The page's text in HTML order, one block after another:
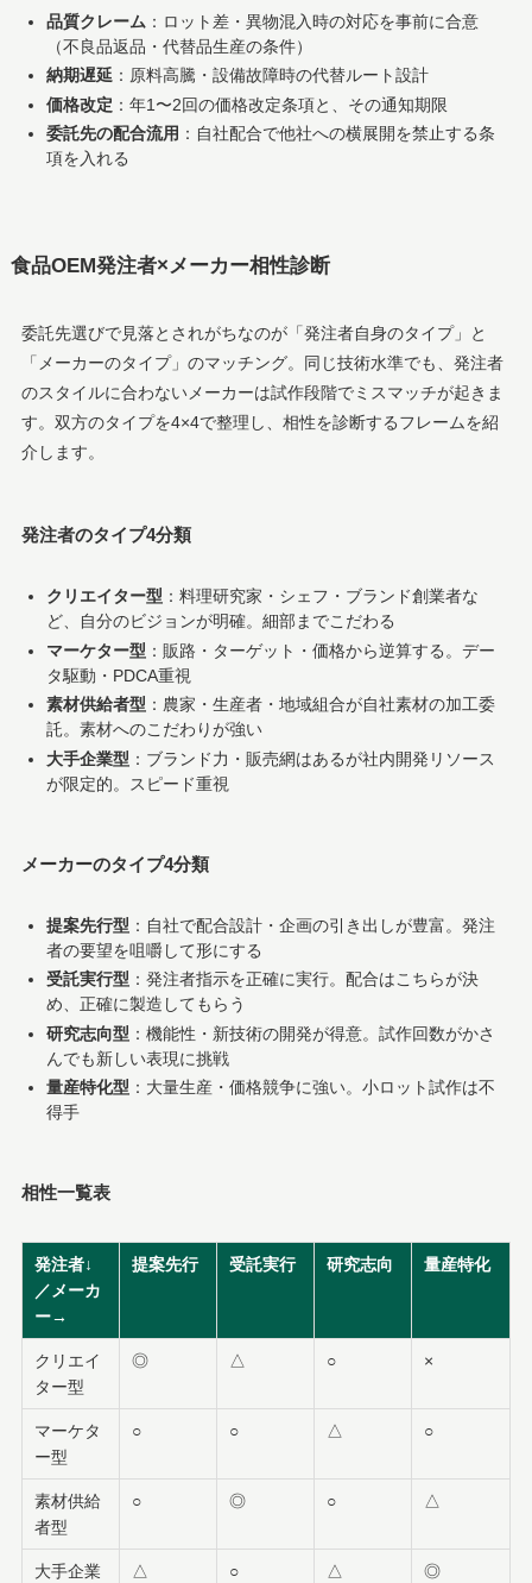
品質クレーム ：ロット差・異物混入時の対応を事前に合意
（不良品返品・代替品生産の条件）
納期遅延：原料高騰・設備故障時の代替ルート設計
価格改定 ：年1〜2回の価格改定条項と、その通知期限
委託先の配合流用 ：自社配合で他社への横展開を禁止する条
項を入れる
食品OEM発注者×メーカー相性診断
委託先選びで見落とされがちなのが「発注者自身のタイプ」と
「メーカーのタイプ」のマッチング。同じ技術水準でも、発注者
のスタイルに合わないメーカーは試作段階でミスマッチが起きま
す。双方のタイプを4×4で整理し、相性を診断するフレームを紹
介します。
発注者のタイプ4分類
クリエイター型 ：料理研究家・シェフ・ブランド創業者な
ど、自分のビジョンが明確。細部までこだわる
マーケター型 ：販路・ターゲット・価格から逆算する。デー
タ駆動・PDCA重視
素材供給者型 ：農家・生産者・地域組合が自社素材の加工委
託。素材へのこだわりが強い
大手企業型 ：ブランド力・販売網はあるが社内開発リソース
が限定的。スピード重視
メーカーのタイプ4分類
提案先行型 ：自社で配合設計・企画の引き出しが豊富。発注
者の要望を咀嚼して形にする
受託実行型 ：発注者指示を正確に実行。配合はこちらが決
め、正確に製造してもらう
研究志向型 ：機能性・新技術の開発が得意。試作回数がかさ
んでも新しい表現に挑戦
量産特化型 ：大量生産・価格競争に強い。小ロット試作は不
得手
相性一覧表
発注者↓
／メーカ
ー→
提案先行 受託実行 研究志向 量産特化
クリエイ
ター型
◎ △ ○ ×
マーケタ
ー型
○ ○ △ ○
素材供給
者型
○ ◎ ○ △
大手企業
△ ○ △ ◎